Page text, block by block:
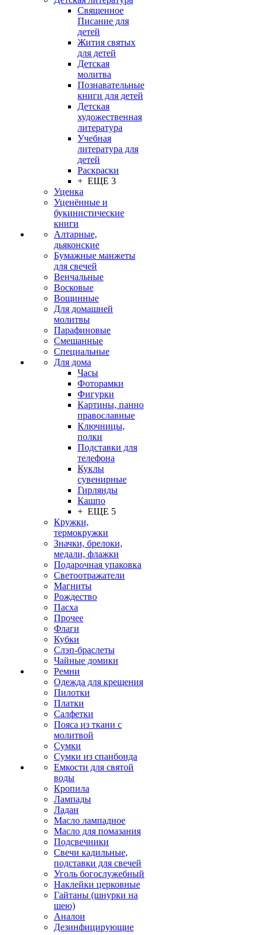
Священное
Писание для
детей
Жития святых
для детей
Детская
молитва
Познавательные
книги для детей
Детская
художественная
литература
Учебная
литература для
детей
Раскраски
+ ЕЩЕ 3
Уценка
Уценённые и
букинистические
книги
Алтарные,
дьяконские
Бумажные манжеты
для свечей
Венчальные
Восковые
Вощинные
Для домашней
молитвы
Парафиновые
Смешанные
Специальные
Для дома
Часы
Фоторамки
Фигурки
Картины, панно
православные
Ключницы,
полки
Подставки для
телефона
Куклы
сувенирные
Гирлянды
Кашпо
+ ЕЩЕ 5
Кружки,
термокружки
Значки, брелоки,
медали, флажки
Подарочная упаковка
Светоотражатели
Магниты
Рождество
Пасха
Прочее
Флаги
Кубки
Слэп-браслеты
Чайные домики
Ремни
Одежда для крещения
Пилотки
Платки
Салфетки
Пояса из ткани с
молитвой
Сумки
Сумки из спанбонда
Емкости для святой
воды
Кропила
Лампады
Ладан
Масло лампадное
Масло для помазания
Подсвечники
Свечи кадильные,
подставки для свечей
Уголь богослужебный
Наклейки церковные
Гайтаны (шнурки на
шею)
Аналои
Дезинфицирующие